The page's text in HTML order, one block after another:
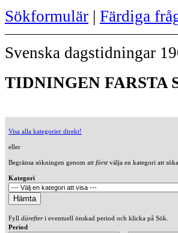
Sökformulär | Färdiga
Svenska dagstidningar
TIDNINGEN FARSTA
Visa alla kategorier direkt!
eller
Begränsa sökningen genom att förstvälja en kategori att
Kategori
Fyll därefteri eventuell önskad period och klicka på Sök.
Period